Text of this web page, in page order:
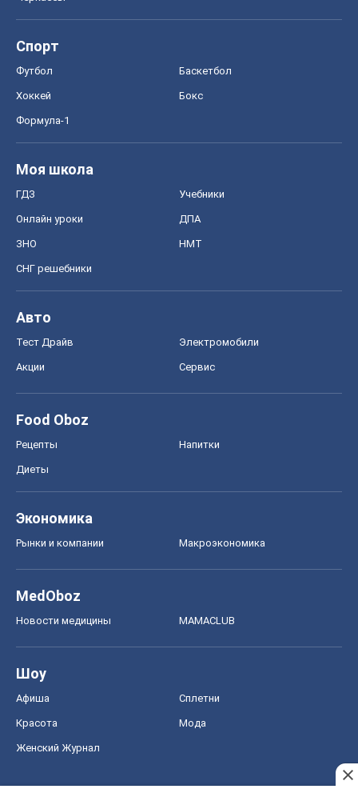
Спорт
Футбол Баскетбол
Хоккей Бокс
Формула-1
Моя школа
ГДЗ Учебники
Онлайн уроки ДПА
ЗНО НМТ
СНГ решебники
Авто
Тест Драйв Электромобили
Акции Сервис
Food Oboz
Рецепты Напитки
Диеты
Экономика
Рынки и компании Mакроэкономика
MedOboz
Новости медицины MAMACLUB
Шоу
Афиша Сплетни
Красота Мода
Женский Журнал